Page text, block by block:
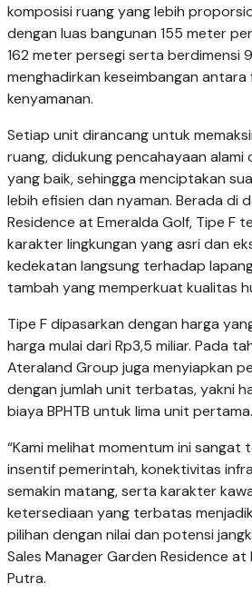
komposisi ruang yang lebih
dengan luas bangunan 155 meter
162 meter persegi serta berdimensi
menghadirkan keseimbangan antara
kenyamanan.
Setiap unit dirancang untuk
ruang, didukung pencahayaan alami
yang baik, sehingga menciptakan
lebih efisien dan nyaman. Berada di
Residence at Emeralda Golf, Tipe F
karakter lingkungan yang asri dan
kedekatan langsung terhadap
tambah yang memperkuat kualitas
Tipe F dipasarkan dengan harga
harga mulai dari Rp3,5 miliar. Pada
Ateraland Group juga menyiapkan
dengan jumlah unit terbatas, yakni
biaya BPHTB untuk lima unit pertama.
“Kami melihat momentum ini sangat
insentif pemerintah, konektivitas
semakin matang, serta karakter
ketersediaan yang terbatas
pilihan dengan nilai dan potensi
Sales Manager Garden Residence at
Putra.